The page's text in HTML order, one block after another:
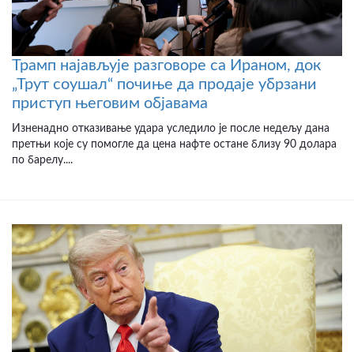
Трамп најављује разговоре са Ираном, док
„Трут соушал“ почиње да продаје убрзани
приступ његовим објавама
Изненадно отказивање удара уследило је после недељу дана
претњи које су помогле да цена нафте остане близу 90 долара
по барелу....